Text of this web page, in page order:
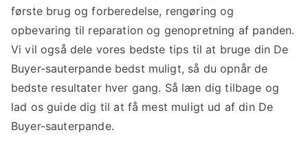
første brug og forberedelse, rengøring og
opbevaring til reparation og genopretning af panden.
Vi vil også dele vores bedste tips til at bruge din De
Buyer-sauterpande bedst muligt, så du opnår de
bedste resultater hver gang. Så læn dig tilbage og
lad os guide dig til at få mest muligt ud af din De
Buyer-sauterpande.